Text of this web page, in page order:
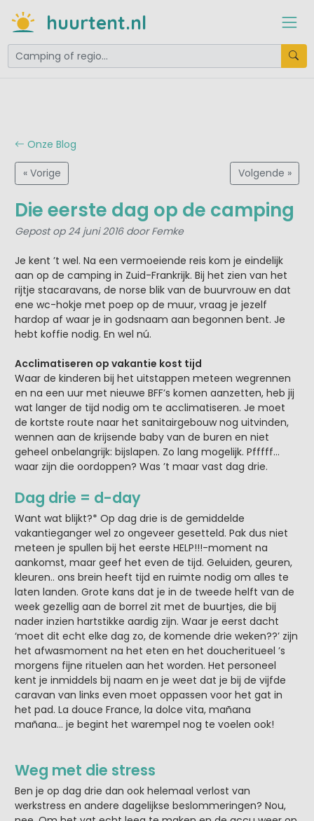
huurtent.nl
Onze Blog
« Vorige Volgende »
Die eerste dag op de camping
Gepost op 24 juni 2016 door Femke
Je kent ’t wel. Na een vermoeiende reis kom je eindelijk
aan op de camping in Zuid-Frankrijk. Bij het zien van het
rijtje stacaravans, de norse blik van de buurvrouw en dat
ene wc-hokje met poep op de muur, vraag je jezelf
hardop af waar je in godsnaam aan begonnen bent. Je
hebt koffie nodig. En wel nú.
Acclimatiseren op vakantie kost tijd
Waar de kinderen bij het uitstappen meteen wegrennen
en na een uur met nieuwe BFF’s komen aanzetten, heb jij
wat langer de tijd nodig om te acclimatiseren. Je moet
de kortste route naar het sanitairgebouw nog uitvinden,
wennen aan de krijsende baby van de buren en niet
geheel onbelangrijk: bijslapen. Zo lang mogelijk. Pfffff…
waar zijn die oordoppen? Was ’t maar vast dag drie.
Dag drie = d-day
Want wat blijkt?* Op dag drie is de gemiddelde
vakantieganger wel zo ongeveer gesetteld. Pak dus niet
meteen je spullen bij het eerste HELP!!!-moment na
aankomst, maar geef het even de tijd. Geluiden, geuren,
kleuren.. ons brein heeft tijd en ruimte nodig om alles te
laten landen. Grote kans dat je in de tweede helft van de
week gezellig aan de borrel zit met de buurtjes, die bij
nader inzien hartstikke aardig zijn. Waar je eerst dacht
‘moet dit echt elke dag zo, de komende drie weken??’ zijn
het afwasmoment na het eten en het doucheritueel ’s
morgens fijne rituelen aan het worden. Het personeel
kent je inmiddels bij naam en je weet dat je bij de vijfde
caravan van links even moet oppassen voor het gat in
het pad. La douce France, la dolce vita, mañana
mañana… je begint het warempel nog te voelen ook!
Weg met die stress
Ben je op dag drie dan ook helemaal verlost van
werkstress en andere dagelijkse beslommeringen? Nou,